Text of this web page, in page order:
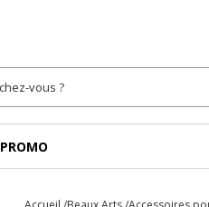
PROMO